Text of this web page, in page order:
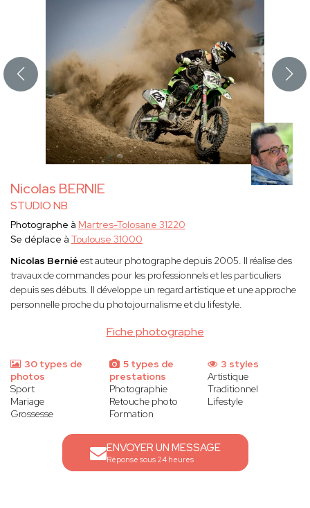
Nicolas BERNIE
STUDIO NB
Fiche photographe
Photographe à Martres-Tolosane 31220
Se déplace à Toulouse 31000
Nicolas Bernié est auteur photographe depuis 2005. Il réalise des
travaux de commandes pour les professionnels et les particuliers
depuis ses débuts. Il développe un regard artistique et une approche
personnelle proche du photojournalisme et du lifestyle.
30 types de
photos
Sport
Mariage
Grossesse
5 types de
prestations
Photographie
Retouche photo
Formation
3 styles
Artistique
Traditionnel
Lifestyle
ENVOYER UN MESSAGE
Réponse sous 24 heures